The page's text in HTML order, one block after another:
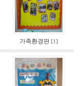
가족환경판 [1 ]